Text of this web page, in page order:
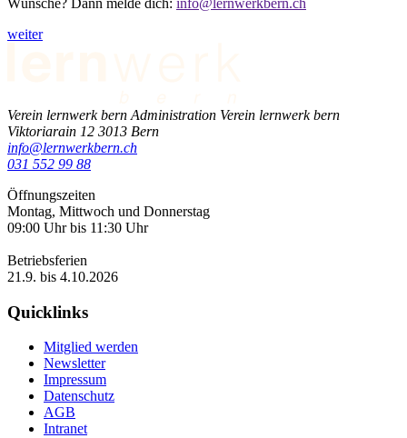
Wünsche? Dann melde dich: info@lernwerkbern.ch
weiter
Verein lernwerk bern Administration Verein lernwerk bern
Viktoriarain 12 3013 Bern
info@lernwerkbern.ch
031 552 99 88
Öffnungszeiten
Montag, Mittwoch und Donnerstag
09:00 Uhr bis 11:30 Uhr
Betriebsferien
21.9. bis 4.10.2026
Quicklinks
Mitglied werden
Newsletter
Impressum
Datenschutz
AGB
Intranet